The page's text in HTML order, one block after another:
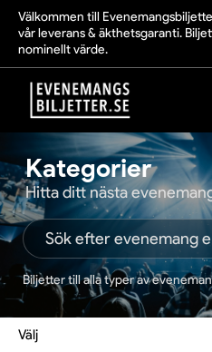
Välkommen till
vår leverans & äkthetsgaranti.
nominellt värde.
Kategorier
Hitta ditt nästa
Biljetter till alla typer av
Välj